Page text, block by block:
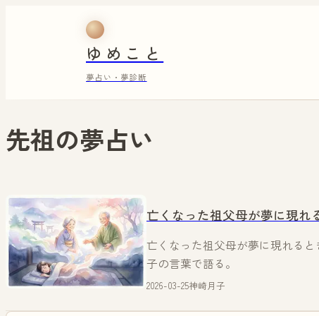
ゆめこと
夢占い・夢診断
先祖の夢占い
亡くなった祖父母が夢に現
亡くなった祖父母が夢に現れる
子の言葉で語る。
2026-03-25神崎月子